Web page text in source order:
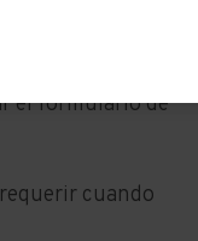
y
Protección de
el formulario de
cuando